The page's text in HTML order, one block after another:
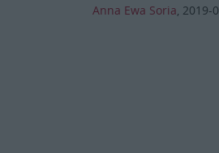
Anna Ewa Soria 2019-